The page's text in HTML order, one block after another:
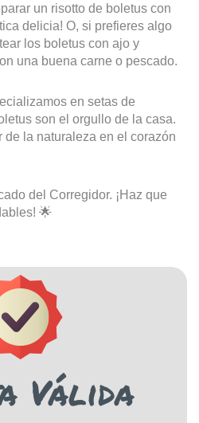
un risotto de boletus con
delicia! O, si prefieres algo
los boletus con ajo y
una buena carne o pescado.
en setas de
son el orgullo de la casa.
de la naturaleza en el corazón
del Corregidor. ¡Haz que
🌟
Válida